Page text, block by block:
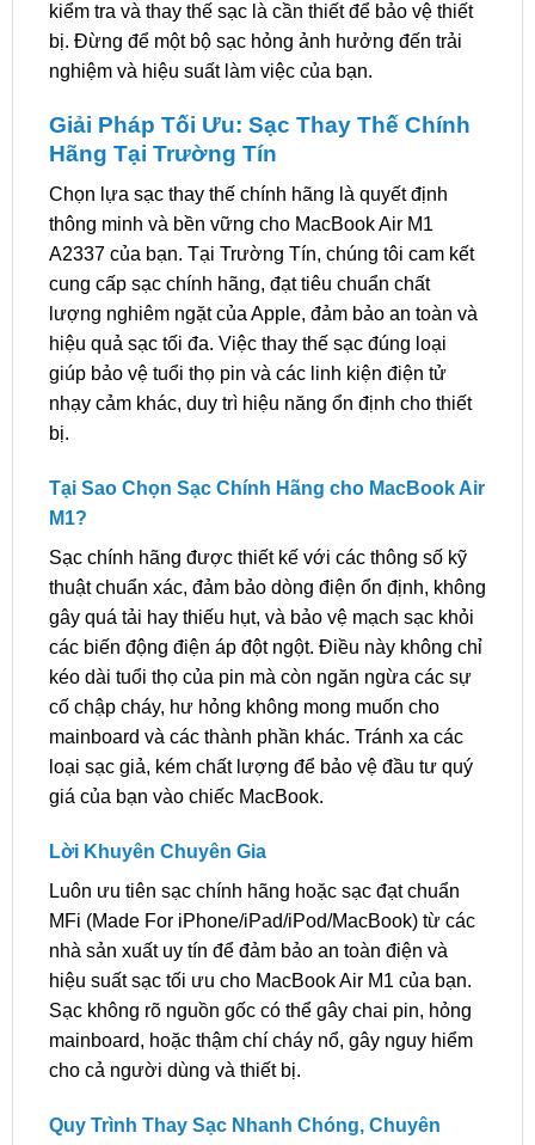
kiểm tra và thay thế sạc là cần thiết để bảo vệ thiết
bị. Đừng để một bộ sạc hỏng ảnh hưởng đến trải
nghiệm và hiệu suất làm việc của bạn.
Giải Pháp Tối Ưu: Sạc Thay Thế Chính
Hãng Tại Trường Tín
Chọn lựa sạc thay thế chính hãng là quyết định
thông minh và bền vững cho MacBook Air M1
A2337 của bạn. Tại Trường Tín, chúng tôi cam kết
cung cấp sạc chính hãng, đạt tiêu chuẩn chất
lượng nghiêm ngặt của Apple, đảm bảo an toàn và
hiệu quả sạc tối đa. Việc thay thế sạc đúng loại
giúp bảo vệ tuổi thọ pin và các linh kiện điện tử
nhạy cảm khác, duy trì hiệu năng ổn định cho thiết
bị.
Tại Sao Chọn Sạc Chính Hãng cho MacBook Air
M1?
Sạc chính hãng được thiết kế với các thông số kỹ
thuật chuẩn xác, đảm bảo dòng điện ổn định, không
gây quá tải hay thiếu hụt, và bảo vệ mạch sạc khỏi
các biến động điện áp đột ngột. Điều này không chỉ
kéo dài tuổi thọ của pin mà còn ngăn ngừa các sự
cố chập cháy, hư hỏng không mong muốn cho
mainboard và các thành phần khác. Tránh xa các
loại sạc giả, kém chất lượng để bảo vệ đầu tư quý
giá của bạn vào chiếc MacBook.
Lời Khuyên Chuyên Gia
Luôn ưu tiên sạc chính hãng hoặc sạc đạt chuẩn
MFi (Made For iPhone/iPad/iPod/MacBook) từ các
nhà sản xuất uy tín để đảm bảo an toàn điện và
hiệu suất sạc tối ưu cho MacBook Air M1 của bạn.
Sạc không rõ nguồn gốc có thể gây chai pin, hỏng
mainboard, hoặc thậm chí cháy nổ, gây nguy hiểm
cho cả người dùng và thiết bị.
Quy Trình Thay Sạc Nhanh Chóng, Chuyên